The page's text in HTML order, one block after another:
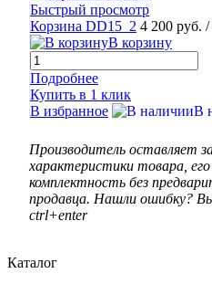
Быстрый просмотр
Корзина DD15_2 4 200 руб.
В корзину
Подробнее
Купить в 1 клик
В избранное
В
Производитель оставляет
характеристики товара,
комплектность без
продавца. Нашли ошибку?
ctrl+enter
Каталог